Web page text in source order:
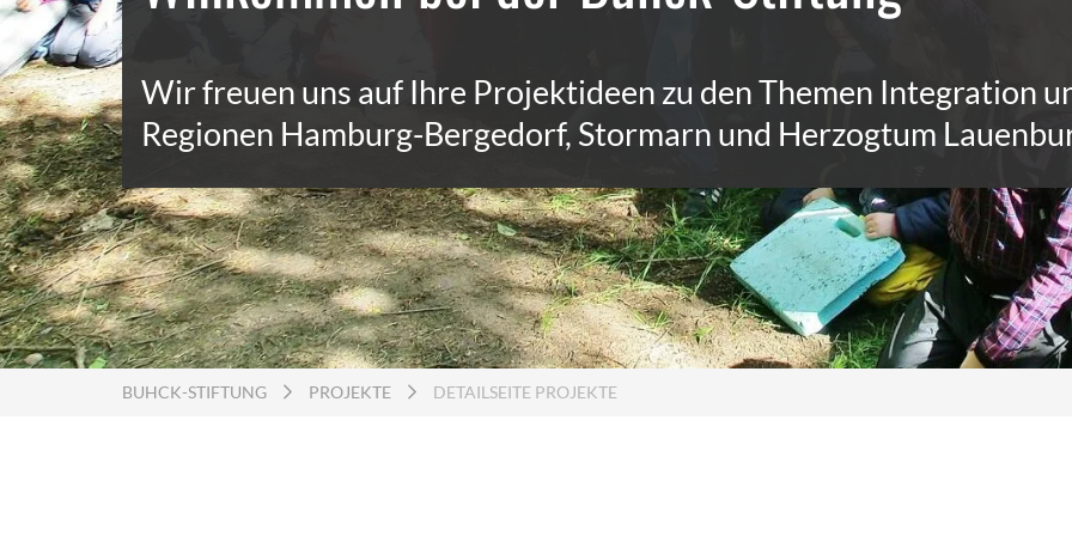
Fußball trifft Kultur
Schulgeschwister Hansa Gymnasium
Weitere
Wir freuen uns auf Ihre Projektideen zu den Themen Integration
Regionen Hamburg-Bergedorf, Stormarn und Herzogtum
BUHCK-STIFTUNG PROJEKTE DETAILSEITE PROJEKTE